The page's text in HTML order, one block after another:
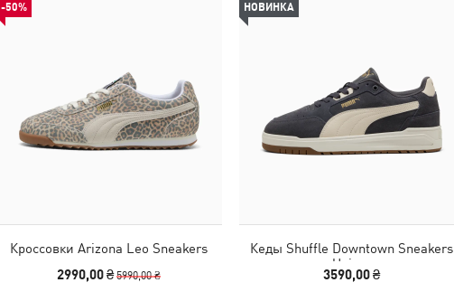
-50%
Кроссовки Arizona Leo Sneakers
2990,00 ₴5990,00 ₴
НОВИНКА
Кеды Shuffle Downtown Sneakers
Unisex
3590,00 ₴